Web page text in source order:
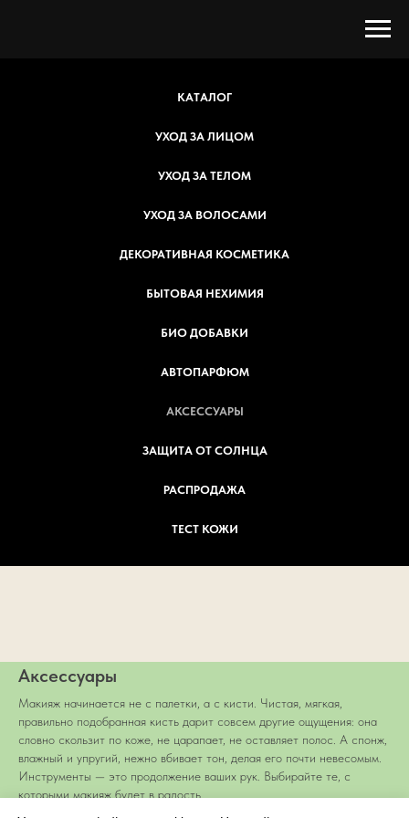
КАТАЛОГ
УХОД ЗА ЛИЦОМ
УХОД ЗА ТЕЛОМ
УХОД ЗА ВОЛОСАМИ
ДЕКОРАТИВНАЯ КОСМЕТИКА
БЫТОВАЯ НЕХИМИЯ
БИО ДОБАВКИ
АВТОПАРФЮМ
АКСЕССУАРЫ
ЗАЩИТА ОТ СОЛНЦА
РАСПРОДАЖА
ТЕСТ КОЖИ
Аксессуары
Макияж начинается не с палетки, а с кисти. Чистая, мягкая,
правильно подобранная кисть дарит совсем другие ощущения: она
словно скользит по коже, не царапает, не оставляет полос. А спонж,
влажный и упругий, нежно вбивает тон, делая его почти невесомым.
Инструменты — это продолжение ваших рук. Выбирайте те, с
которыми макияж будет в радость.